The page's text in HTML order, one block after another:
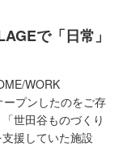
で「日常」
WORK
プンしたのをご存
世田谷ものづくり
援していた施設